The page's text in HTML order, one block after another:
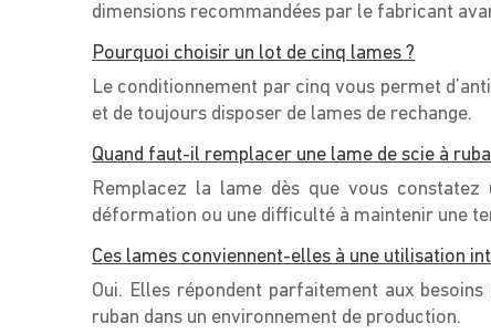
dimensions recommandées par le fabricant
Pourquoi choisir un lot de cinq lames ?
Le conditionnement par cinq vous permet
et de toujours disposer de lames de rechange.
Quand faut-il remplacer une lame de scie à
Remplacez la lame dès que vous
déformation ou une difficulté à maintenir une
Ces lames conviennent-elles à une utilisation
Oui. Elles répondent parfaitement aux
ruban dans un environnement de production.